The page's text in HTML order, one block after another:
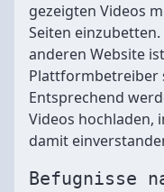
gezeigten Videos
Seiten
anderen Website
Plattformbetreiber
Entsprechend
Videos hochladen,
damit
Befugnisse